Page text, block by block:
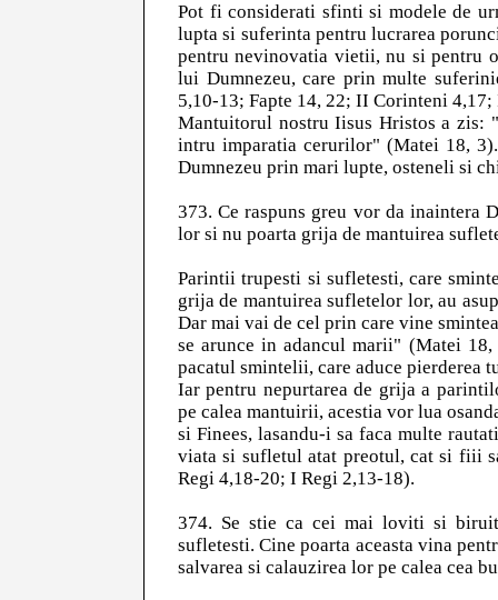
Pot fi considerati sfinti si modele de
lupta si suferinta pentru lucrarea
pentru nevinovatia vietii, nu si pentru
lui Dumnezeu, care prin multe
5,10-13; Fapte 14, 22; II Corinteni
Mantuitorul nostru Iisus Hristos a
intru imparatia cerurilor" (Matei 18,
Dumnezeu prin mari lupte, osteneli si
373. Ce raspuns greu vor da inaintera
lor si nu poarta grija de mantuirea
Parintii trupesti si sufletesti, care
grija de mantuirea sufletelor lor, au
Dar mai vai de cel prin care vine
se arunce in adancul marii" (Matei
pacatul smintelii, care aduce pierderea
Iar pentru nepurtarea de grija a
pe calea mantuirii, acestia vor lua
si Finees, lasandu-i sa faca multe
viata si sufletul atat preotul, cat si fiii
Regi 4,18-20; I Regi 2,13-18).
374. Se stie ca cei mai loviti si
sufletesti. Cine poarta aceasta vina
salvarea si calauzirea lor pe calea cea